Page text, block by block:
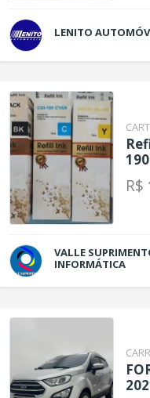
LENITO
R$
VALLE
INFORMÁTICA